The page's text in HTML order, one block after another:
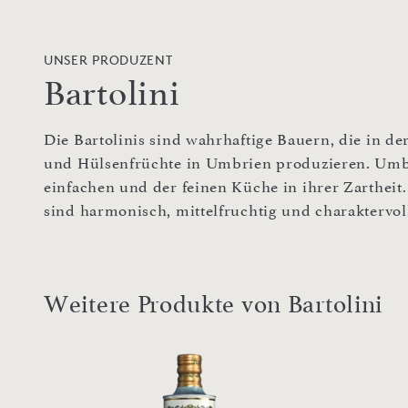
UNSER PRODUZENT
Bartolini
Die Bartolinis sind wahrhaftige Bauern, die in
und Hülsenfrüchte in Umbrien produzieren.
einfachen und der feinen Küche in ihrer
sind harmonisch, mittelfruchtig und
Weitere Produkte von Bartolini